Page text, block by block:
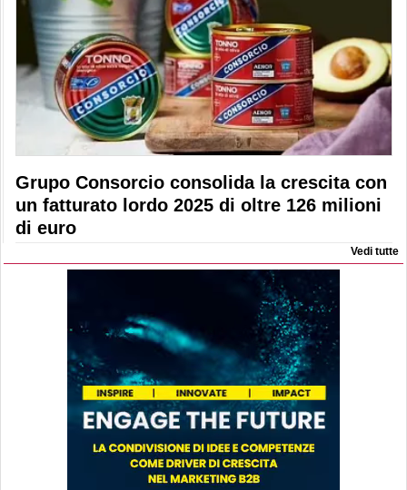
Grupo Consorcio consolida la crescita con
un fatturato lordo 2025 di oltre 126 milioni
di euro
Vedi tutte